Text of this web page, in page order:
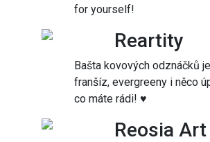
for yourself!
Reartity
Bašta kovových odznáčků
franšíz, evergreeny i něco
co máte rádi! ♥
Reosia Art